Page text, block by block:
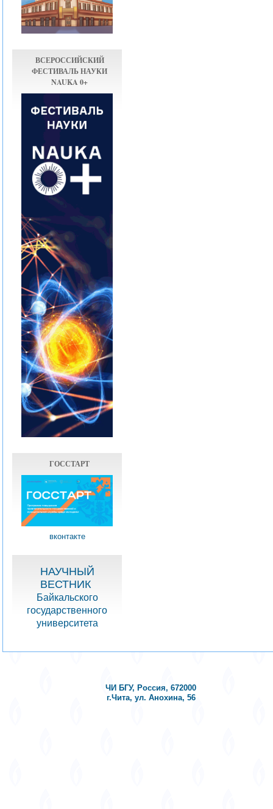
ВСЕРОССИЙСКИЙ
ФЕСТИВАЛЬ НАУКИ
NAUKA 0+
ГОССТАРТ
вконтакте
НАУЧНЫЙ
ВЕСТНИК
Байкальского
государственного
университета
ЧИ БГУ, Россия, 672000
г.Чита, ул. Анохина, 56